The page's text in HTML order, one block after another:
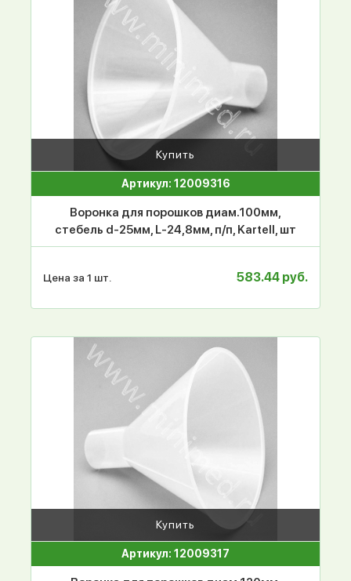
Купить
Артикул: 12009316
Воронка для порошков диам.100мм,
стебель d-25мм, L-24,8мм, п/п, Kartell, шт
Цена за 1 шт. 583.44 руб.
Купить
Артикул: 12009317